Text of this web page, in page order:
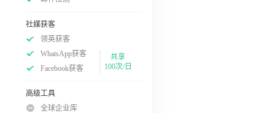
社媒获客
领英获客
WhatsApp获客
Facebook获客
共享
100次/日
高级工具
全球企业库